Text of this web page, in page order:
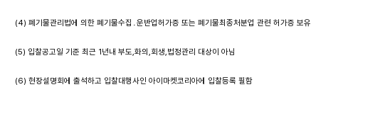
(4) 폐기물관리법에 의한 폐기물수집․운반업허가증 또는 폐기물최종처분업 관련 허가증 보유
(5) 입찰공고일 기준 최근 1년내 부도,화의,회생,법정관리 대상이 아님
(6) 현장설명회에 출석하고 입찰대행사인 아이마켓코리아에 입찰등록 필함